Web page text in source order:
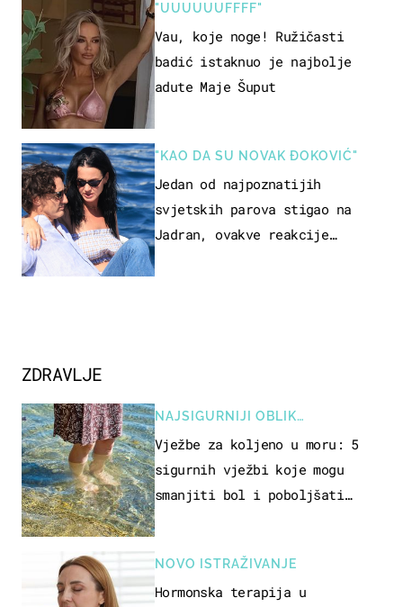
"UUUUUUFFFF"
Vau, koje noge! Ružičasti
badić istaknuo je najbolje
adute Maje Šuput
"KAO DA SU NOVAK ĐOKOVIĆ"
Jedan od najpoznatijih
svjetskih parova stigao na
Jadran, ovakve reakcije
ZDRAVLJE
NAJSIGURNIJI OBLIK
REKREACIJE
Vježbe za koljeno u moru: 5
sigurnih vježbi koje mogu
smanjiti bol i poboljšati
NOVO ISTRAŽIVANJE
Hormonska terapija u